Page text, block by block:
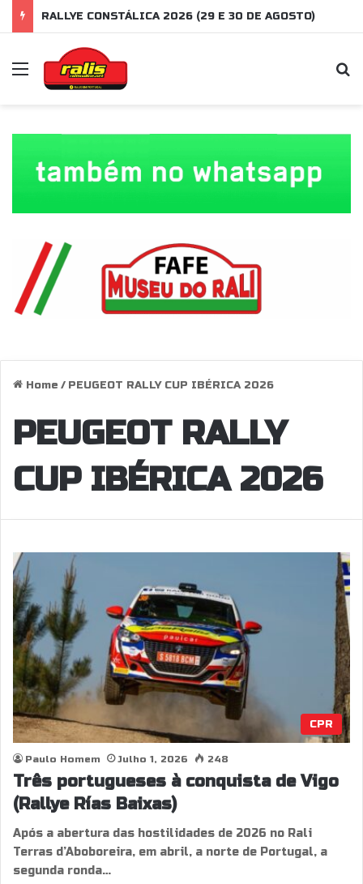
RALLYE CONSTÁLICA 2026 (29 E 30 DE AGOSTO)
Menu
Home / PEUGEOT RALLY CUP IBÉRICA 2026
PEUGEOT RALLY
CUP IBÉRICA 2026
CPR
Paulo Homem Julho 1, 2026 248
Três portugueses à conquista de Vigo
(Rallye Rías Baixas)
Após a abertura das hostilidades de 2026 no Rali
Terras d’Aboboreira, em abril, a norte de Portugal, a
segunda ronda…